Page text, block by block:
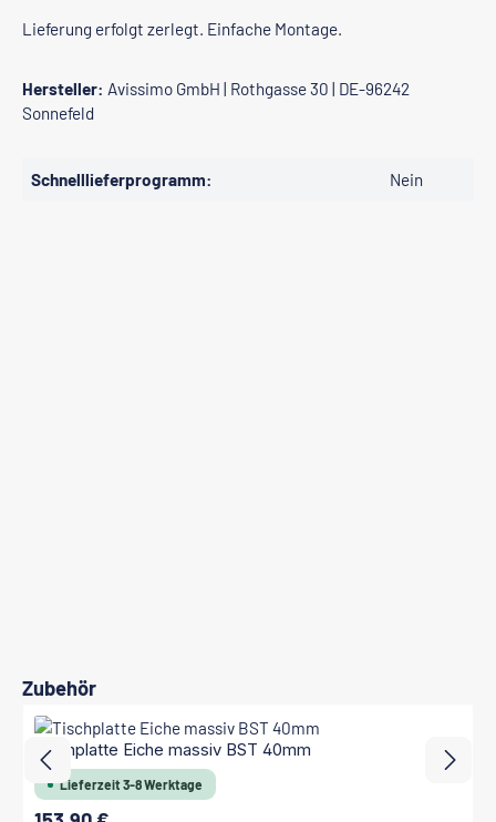
Lieferung erfolgt zerlegt. Einfache Montage.
Hersteller: Avissimo GmbH | Rothgasse 30 | DE-96242
Sonnefeld
Schnelllieferprogramm: Nein
Produktgalerie überspringen
Zubehör
Tischplatte Eiche massiv BST 40mm
Lieferzeit 3-8 Werktage
Regulärer Preis: